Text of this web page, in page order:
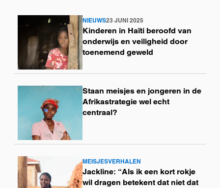
NIEUWS23 JUNI 2025
Kinderen in Haïti beroofd van
onderwijs en veiligheid door
toenemend geweld
Lees
meer
Staan meisjes en jongeren in de
Afrikastrategie wel echt
centraal?
MEISJESVERHALEN
Jackline: “Als ik een kort rokje
wil dragen betekent dat niet dat
Lees
meer